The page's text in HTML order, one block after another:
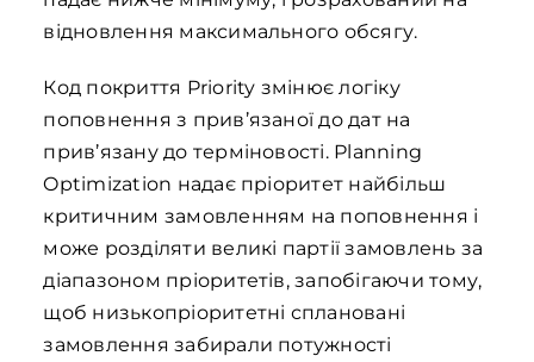
відновлення максимального обсягу.
Код покриття Priority змінює логіку
поповнення з прив’язаної до дат на
прив’язану до терміновості. Planning
Optimization надає пріоритет найбільш
критичним замовленням на поповнення і
може розділяти великі партії замовлень за
діапазоном пріоритетів, запобігаючи тому,
щоб низькопріоритетні сплановані
замовлення забирали потужності